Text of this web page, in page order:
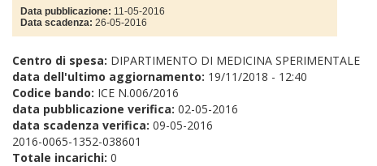
Data pubblicazione: 11-05-2016
Data scadenza: 26-05-2016
Centro di spesa: DIPARTIMENTO DI MEDICINA SPERIMENTALE
data dell'ultimo aggiornamento: 19/11/2018 - 12:40
Codice bando: ICE N.006/2016
data pubblicazione verifica: 02-05-2016
data scadenza verifica: 09-05-2016
2016-0065-1352-038601
Totale incarichi: 0